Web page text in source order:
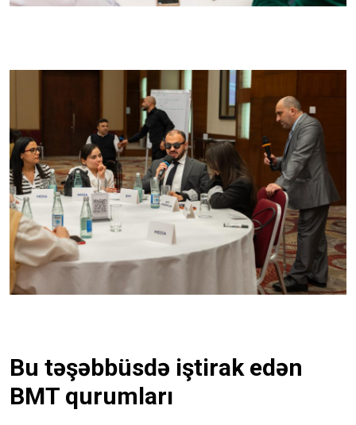
Bu təşəbbüsdə iştirak edən
BMT qurumları